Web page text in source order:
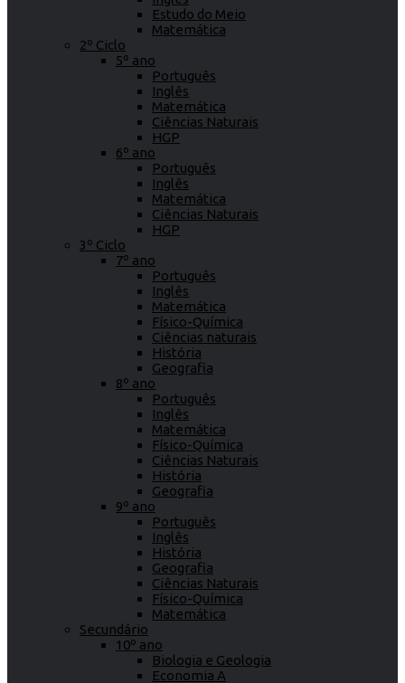
Estudo do Meio
Matemática
2º Ciclo
5º ano
Português
Inglês
Matemática
Ciências Naturais
HGP
6º ano
Português
Inglês
Matemática
Ciências Naturais
HGP
3º Ciclo
7º ano
Português
Inglês
Matemática
Físico-Química
Ciências naturais
História
Geografia
8º ano
Português
Inglês
Matemática
Físico-Química
Ciências Naturais
História
Geografia
9º ano
Português
Inglês
História
Geografia
Ciências Naturais
Físico-Química
Matemática
Secundário
10º ano
Biologia e Geologia
Economia A